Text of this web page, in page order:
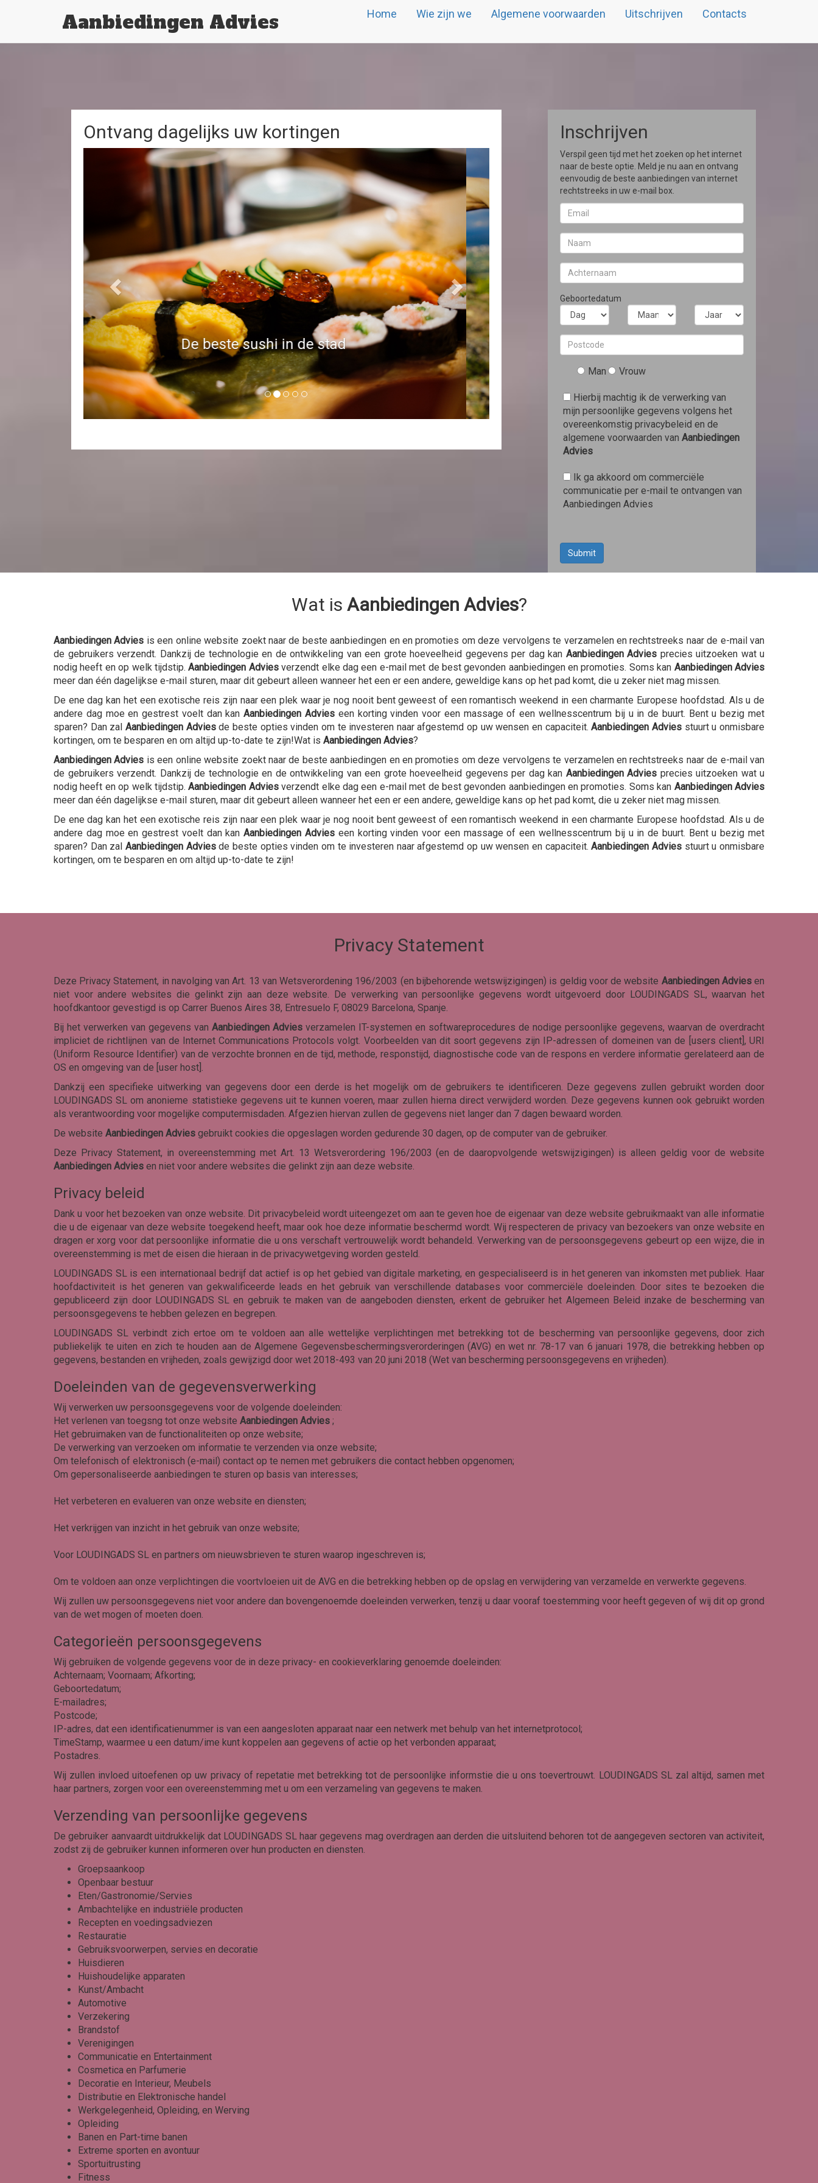
Aanbiedingen Advies Home Wie zijn we Algemene voorwaarden Uitschrijven Contacts
Ontvang dagelijks uw kortingen
Wijnproeven op exclusieve plaatsen
Previous Next
Inschrijven
Verspil geen tijd met het zoeken op het internet
naar de beste optie. Meld je nu aan en ontvang
eenvoudig de beste aanbiedingen van internet
rechtstreeks in uw e-mail box.
Geboortedatum
Man Vrouw
Hierbij machtig ik de verwerking van
mijn persoonlijke gegevens volgens het
overeenkomstig privacybeleid en de
algemene voorwaarden van Aanbiedingen
Advies
Ik ga akkoord om commerciële
communicatie per e-mail te ontvangen van
Aanbiedingen Advies
Submit
Wat is Aanbiedingen Advies?
Aanbiedingen Advies is een online website zoekt naar de beste aanbiedingen en en promoties om deze vervolgens te verzamelen en rechtstreeks naar de e-mail van
de gebruikers verzendt. Dankzij de technologie en de ontwikkeling van een grote hoeveelheid gegevens per dag kan Aanbiedingen Advies precies uitzoeken wat u
nodig heeft en op welk tijdstip.Aanbiedingen Adviesverzendt elke dag een e-mail met de best gevonden aanbiedingen en promoties. Soms kan Aanbiedingen Advies
meer dan één dagelijkse e-mail sturen, maar dit gebeurt alleen wanneer het een er een andere, geweldige kans op het pad komt, die u zeker niet mag missen.
De ene dag kan het een exotische reis zijn naar een plek waar je nog nooit bent geweest of een romantisch weekend in een charmante Europese hoofdstad. Als u de
andere dag moe en gestrest voelt dan kanAanbiedingen Advies een korting vinden voor een massage of een wellnesscentrum bij u in de buurt. Bent u bezig met
sparen? Dan zal Aanbiedingen Adviesde beste opties vinden om te investeren naar afgestemd op uw wensen en capaciteit.Aanbiedingen Advies stuurt u onmisbare
kortingen, om te besparen en om altijd up-to-date te zijn!Wat is Aanbiedingen Advies?
Aanbiedingen Advies is een online website zoekt naar de beste aanbiedingen en en promoties om deze vervolgens te verzamelen en rechtstreeks naar de e-mail van
de gebruikers verzendt. Dankzij de technologie en de ontwikkeling van een grote hoeveelheid gegevens per dag kan Aanbiedingen Advies precies uitzoeken wat u
nodig heeft en op welk tijdstip.Aanbiedingen Adviesverzendt elke dag een e-mail met de best gevonden aanbiedingen en promoties. Soms kan Aanbiedingen Advies
meer dan één dagelijkse e-mail sturen, maar dit gebeurt alleen wanneer het een er een andere, geweldige kans op het pad komt, die u zeker niet mag missen.
De ene dag kan het een exotische reis zijn naar een plek waar je nog nooit bent geweest of een romantisch weekend in een charmante Europese hoofdstad. Als u de
andere dag moe en gestrest voelt dan kanAanbiedingen Advies een korting vinden voor een massage of een wellnesscentrum bij u in de buurt. Bent u bezig met
sparen? Dan zal Aanbiedingen Adviesde beste opties vinden om te investeren naar afgestemd op uw wensen en capaciteit.Aanbiedingen Advies stuurt u onmisbare
kortingen, om te besparen en om altijd up-to-date te zijn!
Privacy Statement
Deze Privacy Statement, in navolging van Art. 13 van Wetsverordening 196/2003 (en bijbehorende wetswijzigingen) is geldig voor de website Aanbiedingen Adviesen
niet voor andere websites die gelinkt zijn aan deze website. De verwerking van persoonlijke gegevens wordt uitgevoerd door LOUDINGADS SL, waarvan het
hoofdkantoor gevestigd is op Carrer Buenos Aires 38, Entresuelo F, 08029 Barcelona, Spanje.
Bij het verwerken van gegevens van Aanbiedingen Advies verzamelen IT-systemen en softwareprocedures de nodige persoonlijke gegevens, waarvan de overdracht
impliciet de richtlijnen van de Internet Communications Protocols volgt. Voorbeelden van dit soort gegevens zijn IP-adressen of domeinen van de [users client], URI
(Uniform Resource Identifier) van de verzochte bronnen en de tijd, methode, responstijd, diagnostische code van de respons en verdere informatie gerelateerd aan de
OS en omgeving van de [user host].
Dankzij een specifieke uitwerking van gegevens door een derde is het mogelijk om de gebruikers te identificeren. Deze gegevens zullen gebruikt worden door
LOUDINGADS SL om anonieme statistieke gegevens uit te kunnen voeren, maar zullen hierna direct verwijderd worden. Deze gegevens kunnen ook gebruikt worden
als verantwoording voor mogelijke computermisdaden. Afgezien hiervan zullen de gegevens niet langer dan 7 dagen bewaard worden.
De website Aanbiedingen Advies gebruikt cookies die opgeslagen worden gedurende 30 dagen, op de computer van de gebruiker.
Deze Privacy Statement, in overeenstemming met Art. 13 Wetsverordering 196/2003 (en de daaropvolgende wetswijzigingen) is alleen geldig voor de website
Aanbiedingen Advies en niet voor andere websites die gelinkt zijn aan deze website.
Privacy beleid
Dank u voor het bezoeken van onze website. Dit privacybeleid wordt uiteengezet om aan te geven hoe de eigenaar van deze website gebruikmaakt van alle informatie
die u de eigenaar van deze website toegekend heeft, maar ook hoe deze informatie beschermd wordt. Wij respecteren de privacy van bezoekers van onze website en
dragen er xorg voor dat persoonlijke informatie die u ons verschaft vertrouwelijk wordt behandeld. Verwerking van de persoonsgegevens gebeurt op een wijze, die in
overeenstemming is met de eisen die hieraan in de privacywetgeving worden gesteld.
LOUDINGADS SL is een internationaal bedrijf dat actief is op het gebied van digitale marketing, en gespecialiseerd is in het generen van inkomsten met publiek. Haar
hoofdactiviteit is het generen van gekwalificeerde leads en het gebruik van verschillende databases voor commerciële doeleinden. Door sites te bezoeken die
gepubliceerd zijn door LOUDINGADS SL en gebruik te maken van de aangeboden diensten, erkent de gebruiker het Algemeen Beleid inzake de bescherming van
persoonsgegevens te hebben gelezen en begrepen.
LOUDINGADS SL verbindt zich ertoe om te voldoen aan alle wettelijke verplichtingen met betrekking tot de bescherming van persoonlijke gegevens, door zich
publiekelijk te uiten en zich te houden aan de Algemene Gegevensbeschermingsverorderingen (AVG) en wet nr. 78-17 van 6 januari 1978, die betrekking hebben op
gegevens, bestanden en vrijheden, zoals gewijzigd door wet 2018-493 van 20 juni 2018 (Wet van bescherming persoonsgegevens en vrijheden).
Doeleinden van de gegevensverwerking
Wij verwerken uw persoonsgegevens voor de volgende doeleinden:
Het verlenen van toegsng tot onze website Aanbiedingen Advies ;
Het gebruimaken van de functionaliteiten op onze website;
De verwerking van verzoeken om informatie te verzenden via onze website;
Om telefonisch of elektronisch (e-mail) contact op te nemen met gebruikers die contact hebben opgenomen;
Om gepersonaliseerde aanbiedingen te sturen op basis van interesses;
Het verbeteren en evalueren van onze website en diensten;
Het verkrijgen van inzicht in het gebruik van onze website;
Voor LOUDINGADS SL en partners om nieuwsbrieven te sturen waarop ingeschreven is;
Om te voldoen aan onze verplichtingen die voortvloeien uit de AVG en die betrekking hebben op de opslag en verwijdering van verzamelde en verwerkte gegevens.
Wij zullen uw persoonsgegevens niet voor andere dan bovengenoemde doeleinden verwerken, tenzij u daar vooraf toestemming voor heeft gegeven of wij dit op grond
van de wet mogen of moeten doen.
Categorieën persoonsgegevens
Wij gebruiken de volgende gegevens voor de in deze privacy- en cookieverklaring genoemde doeleinden:
Achternaam; Voornaam; Afkorting;
Geboortedatum;
E-mailadres;
Postcode;
IP-adres, dat een identificatienummer is van een aangesloten apparaat naar een netwerk met behulp van het internetprotocol;
TimeStamp, waarmee u een datum/ime kunt koppelen aan gegevens of actie op het verbonden apparaat;
Postadres.
Wij zullen invloed uitoefenen op uw privacy of repetatie met betrekking tot de persoonlijke informstie die u ons toevertrouwt. LOUDINGADS SL zal altijd, samen met
haar partners, zorgen voor een overeenstemming met u om een verzameling van gegevens te maken.
Verzending van persoonlijke gegevens
De gebruiker aanvaardt uitdrukkelijk dat LOUDINGADS SL haar gegevens mag overdragen aan derden die uitsluitend behoren tot de aangegeven sectoren van activiteit,
zodst zij de gebruiker kunnen informeren over hun producten en diensten.
Groepsaankoop
Openbaar bestuur
Eten/Gastronomie/Servies
Ambachtelijke en industriële producten
Recepten en voedingsadviezen
Restauratie
Gebruiksvoorwerpen, servies en decoratie
Huisdieren
Huishoudelijke apparaten
Kunst/Ambacht
Automotive
Verzekering
Brandstof
Verenigingen
Communicatie en Entertainment
Cosmetica en Parfumerie
Decoratie en Interieur, Meubels
Distributie en Elektronische handel
Werkgelegenheid, Opleiding, en Werving
Opleiding
Banen en Part-time banen
Extreme sporten en avontuur
Sportuitrusting
Fitness